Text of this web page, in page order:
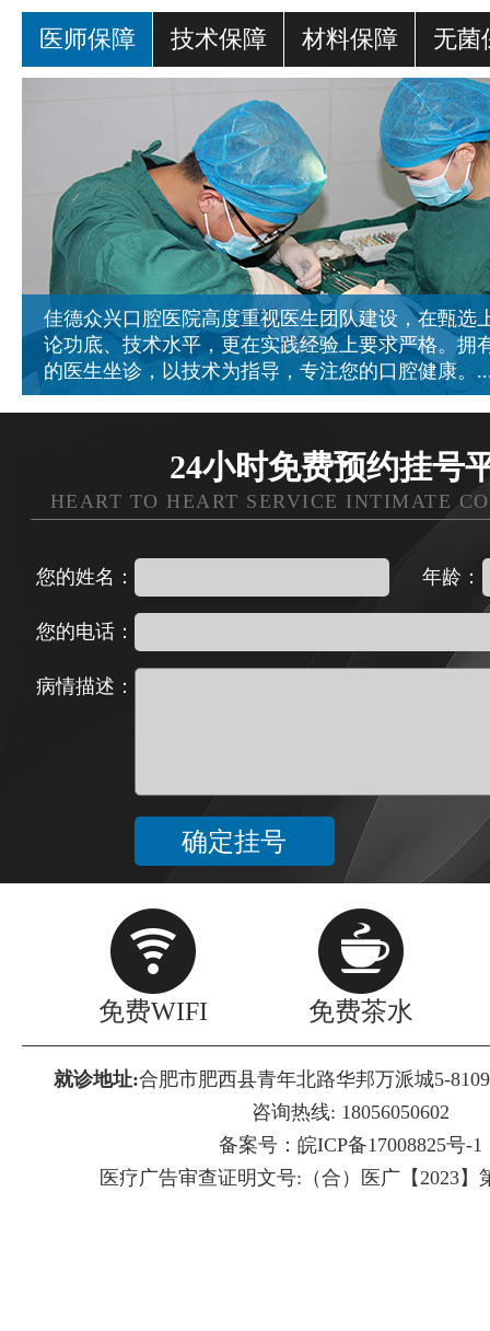
医师保障 技术保障 材料保障 无菌
佳德众兴口腔医院高度重视医生团队建设，在甄选
论功底、技术水平，更在实践经验上要求严格。拥
的医生坐诊，以技术为指导，专注您的口腔健康。
24小时免费预约挂号
HEART TO HEART SERVICE INTIMATE
您的姓名： 年龄：
您的电话：
病情描述：
免费WIFI 免费茶水
就诊地址:合肥市肥西县青年北路华邦万派城5-
咨询热线: 18056050602
备案号：皖ICP备17008825号-1
医疗广告审查证明文号:（合）医广【2023】